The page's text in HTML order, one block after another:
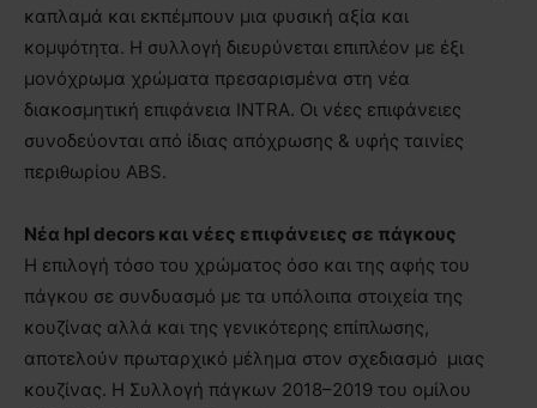
καπλαμά και εκπέμπουν μια φυσική αξία και
κομψότητα. Η συλλογή διευρύνεται επιπλέον με έξι
μονόχρωμα χρώματα πρεσαρισμένα στη νέα
διακοσμητική επιφάνεια ΙΝΤRA. Οι νέες επιφάνειες
συνοδεύονται από ίδιας απόχρωσης & υφής ταινίες
περιθωρίου ABS.
Νέα hpl decors και νέες επιφάνειες σε πάγκους
Η επιλογή τόσο του χρώματος όσο και της αφής του
πάγκου σε συνδυασμό με τα υπόλοιπα στοιχεία της
κουζίνας αλλά και της γενικότερης επίπλωσης,
αποτελούν πρωταρχικό μέλημα στον σχεδιασμό μιας
κουζίνας. Η Συλλογή πάγκων 2018–2019 του ομίλου